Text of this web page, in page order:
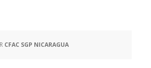
CFAC SGP NICARAGUA